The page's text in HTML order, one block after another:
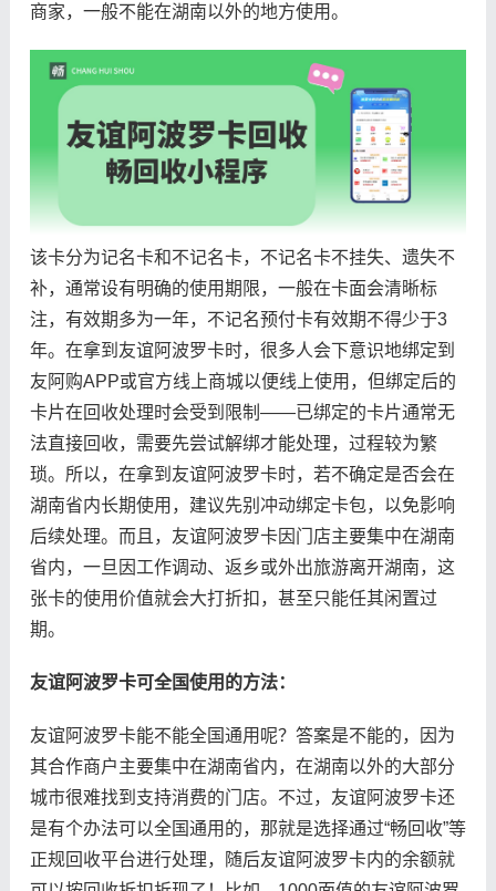
商家，一般不能在湖南以外的地方使用。
该卡分为记名卡和不记名卡，不记名卡不挂失、遗失不
补，通常设有明确的使用期限，一般在卡面会清晰标
注，有效期多为一年，不记名预付卡有效期不得少于3
年。在拿到友谊阿波罗卡时，很多人会下意识地绑定到
友阿购APP或官方线上商城以便线上使用，但绑定后的
卡片在回收处理时会受到限制——已绑定的卡片通常无
法直接回收，需要先尝试解绑才能处理，过程较为繁
琐。所以，在拿到友谊阿波罗卡时，若不确定是否会在
湖南省内长期使用，建议先别冲动绑定卡包，以免影响
后续处理。而且，友谊阿波罗卡因门店主要集中在湖南
省内，一旦因工作调动、返乡或外出旅游离开湖南，这
张卡的使用价值就会大打折扣，甚至只能任其闲置过
期。
友谊阿波罗卡可全国使用的方法：
友谊阿波罗卡能不能全国通用呢？答案是不能的，因为
其合作商户主要集中在湖南省内，在湖南以外的大部分
城市很难找到支持消费的门店。不过，友谊阿波罗卡还
是有个办法可以全国通用的，那就是选择通过“畅回收”等
正规回收平台进行处理，随后友谊阿波罗卡内的余额就